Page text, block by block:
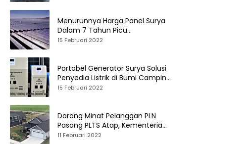
Menurunnya Harga Panel Surya
Dalam 7 Tahun Picu
Tumbuhnya PLTS Global
15 Februari 2022
Portabel Generator Surya Solusi
Penyedia Listrik di Bumi Camping
dan Perkemahan
15 Februari 2022
Dorong Minat Pelanggan PLN
Pasang PLTS Atap, Kementerian
ESDM Luncurkan Paket Hibah SEF
11 Februari 2022